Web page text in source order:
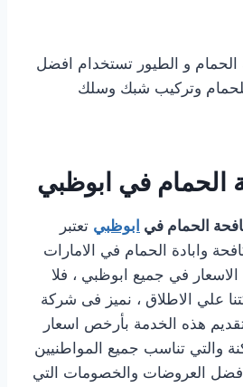
و الطيور تستخدام افضل
وتركيب شبك وسلك
الحمام في ابوظبي
الحمام في ابوظبي تعتبر
وابادة الحمام في الامارات
في جميع ابوظبي ، فلا
علي الاطلاق ، نميز فى شركة
هذه الخدمة بأرخص اسعار
والتي تناسب جميع المواطنيين
العروضات والخصومات التي